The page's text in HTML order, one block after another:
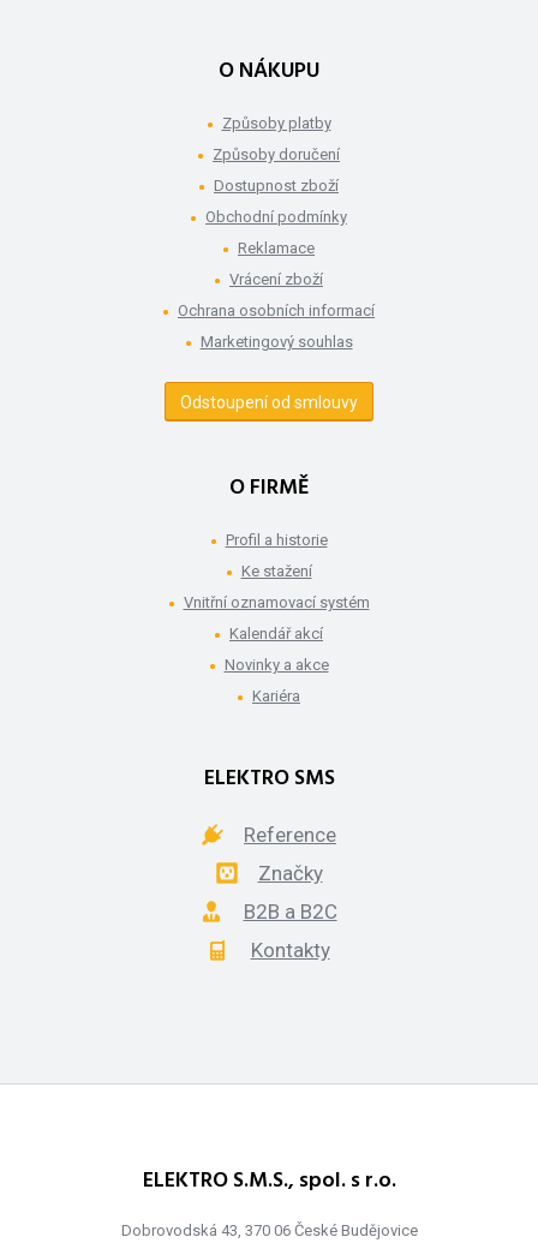
O NÁKUPU
Způsoby platby
Způsoby doručení
Dostupnost zboží
Obchodní podmínky
Reklamace
Vrácení zboží
Ochrana osobních informací
Marketingový souhlas
Odstoupení od smlouvy
O FIRMĚ
Profil a historie
Ke stažení
Vnitřní oznamovací systém
Kalendář akcí
Novinky a akce
Kariéra
ELEKTRO SMS
Reference
Značky
B2B a B2C
Kontakty
ELEKTRO S.M.S., spol. s r.o.
Dobrovodská 43, 370 06 České Budějovice